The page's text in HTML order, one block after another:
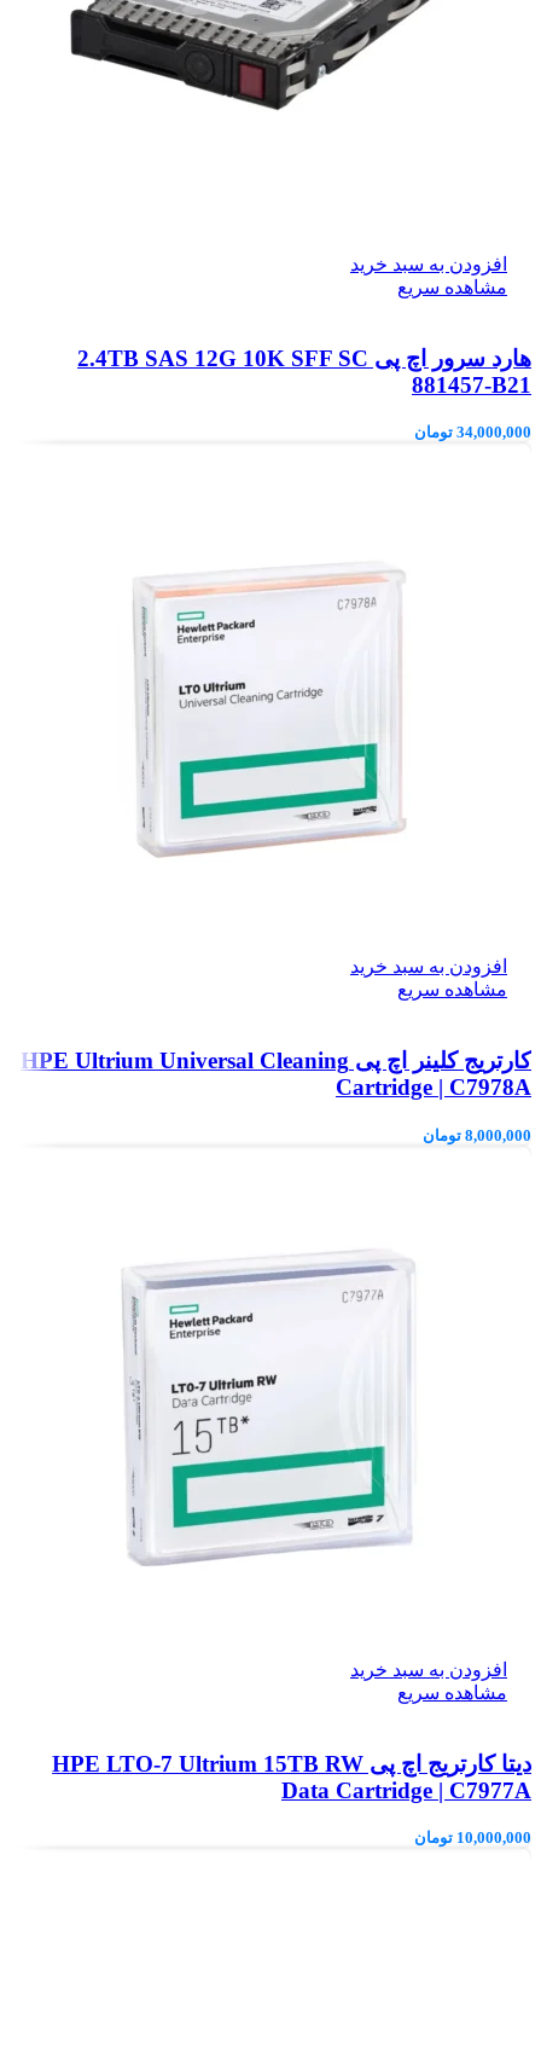
افزودن به سبد خرید
مشاهده سریع
هارد سرور اچ پی 2.4TB SAS 12G 10K SFF SC
881457-B21
34,000,000 تومان
افزودن به سبد خرید
مشاهده سریع
کارتریج کلینر اچ پی HPE Ultrium Universal Cleaning
Cartridge | C7978A
8,000,000 تومان
افزودن به سبد خرید
مشاهده سریع
دیتا کارتریج اچ پی HPE LTO‑7 Ultrium 15TB RW
Data Cartridge | C7977A
10,000,000 تومان